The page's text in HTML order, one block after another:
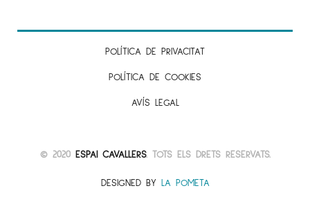
POLÍTICA DE PRIVACITAT
POLÍTICA DE COOKIES
AVÍS LEGAL
© 2020 ESPAI CAVALLERS. TOTS ELS DRETS RESERVATS.
DESIGNED BY LA POMETA